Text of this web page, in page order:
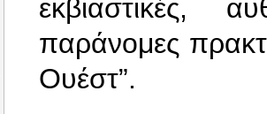
εκβιαστικές,
παράνομες
Ουέστ”.